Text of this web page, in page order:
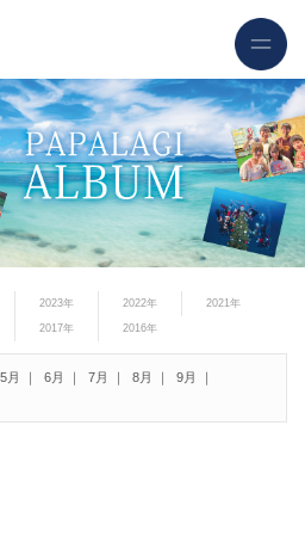
2023年 2022年 2021年
2017年 2016年
5月 6月 7月 8月
9月